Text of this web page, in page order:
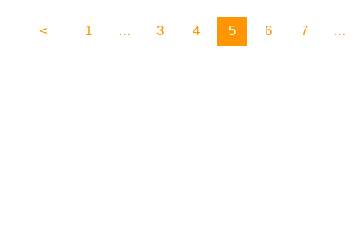
< 1 … 3 4 5 6 7 …